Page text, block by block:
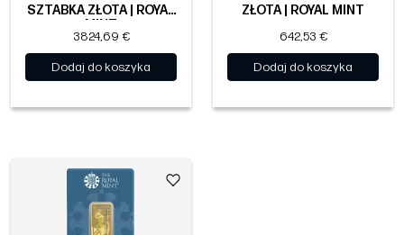
SZTABKA ZŁOTA | ROYAL
3824,69 €
Dodaj do koszyka
ZŁOTA | ROYAL MINT
642,53 €
Dodaj do koszyka